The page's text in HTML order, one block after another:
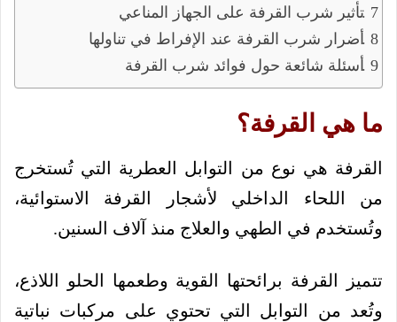
تأثير شرب القرفة على الجهاز المناعي
أضرار شرب القرفة عند الإفراط في تناولها
أسئلة شائعة حول فوائد شرب القرفة
ما هي القرفة؟
القرفة هي نوع من التوابل العطرية التي تُستخرج
من اللحاء الداخلي لأشجار القرفة الاستوائية،
وتُستخدم في الطهي والعلاج منذ آلاف السنين.
تتميز القرفة برائحتها القوية وطعمها الحلو اللاذع،
وتُعد من التوابل التي تحتوي على مركبات نباتية